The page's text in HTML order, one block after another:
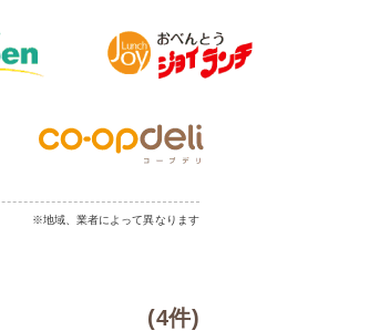
※地域、業者によって異なります
(4件)